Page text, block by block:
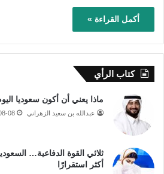
أكمل القراءة »
كتاب الرأي
ماذا يعني أن أكون سعوديا
عبدالله بن سعيد الزهراني 08
ثلاثي القوة الدفاعية…
أكثر استقرارًا